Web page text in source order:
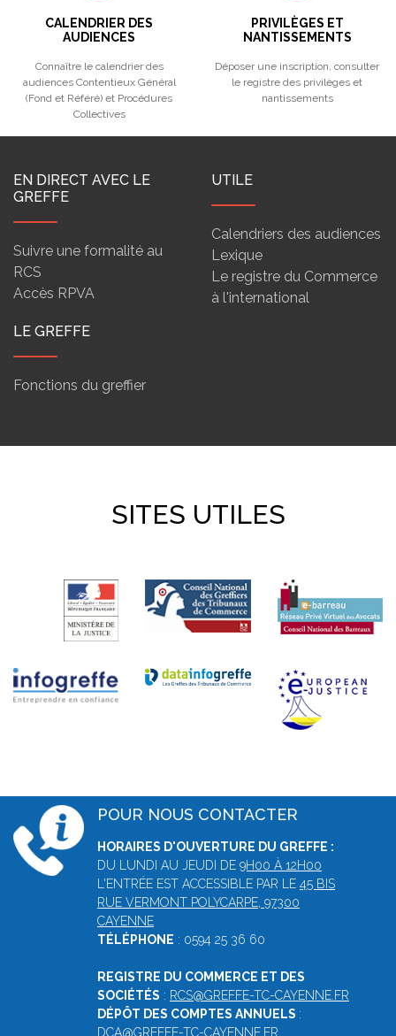
CALENDRIER DES
AUDIENCES
Connaître le calendrier des
audiences Contentieux Général
(Fond et Référé) et Procédures
Collectives
PRIVILÈGES ET
NANTISSEMENTS
Déposer une inscription, consulter
le registre des privilèges et
nantissements
EN DIRECT AVEC LE
GREFFE
Suivre une formalité au
RCS
Accès RPVA
UTILE
Calendriers des audiences
Lexique
Le registre du Commerce
à l'international
LE GREFFE
Fonctions du greffier
SITES UTILES
POUR NOUS CONTACTER
HORAIRES D'OUVERTURE DU GREFFE :
DU LUNDI AU JEUDI DE 9H00 À 12H00
L'ENTRÉE EST ACCESSIBLE PAR LE 45 BIS
RUE VERMONT POLYCARPE, 97300
CAYENNE
TÉLÉPHONE : 0594 25 36 60
REGISTRE DU COMMERCE ET DES
SOCIÉTÉS : RCS@GREFFE-TC-CAYENNE.FR
DÉPÔT DES COMPTES ANNUELS :
DCA@GREFFE-TC-CAYENNE.FR